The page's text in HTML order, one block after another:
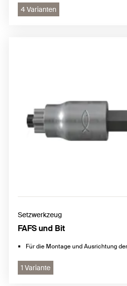
4 Varianten
Setzwerkzeug
FAFS und Bit
Für die Montage und Ausrichtung
1 Variante